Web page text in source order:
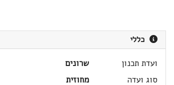
כללי
ועדת תכנון
שרונים
סוג ועדה
מחוזית